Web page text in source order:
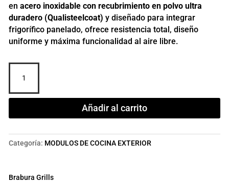
en acero inoxidable con recubrimiento en polvo ultra
duradero (Qualisteelcoat) y diseñado para integrar
frigorífico panelado, ofrece resistencia total, diseño
uniforme y máxima funcionalidad al aire libre.
60
cantidad
Añadir al carrito
Categoría: MODULOS DE COCINA EXTERIOR
Brabura Grills